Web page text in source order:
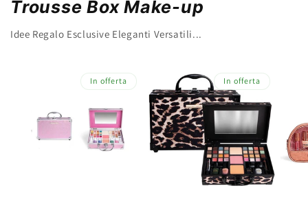
Trousse Box Make-up
Idee Regalo Esclusive Eleganti Versatili...
In offerta In offerta